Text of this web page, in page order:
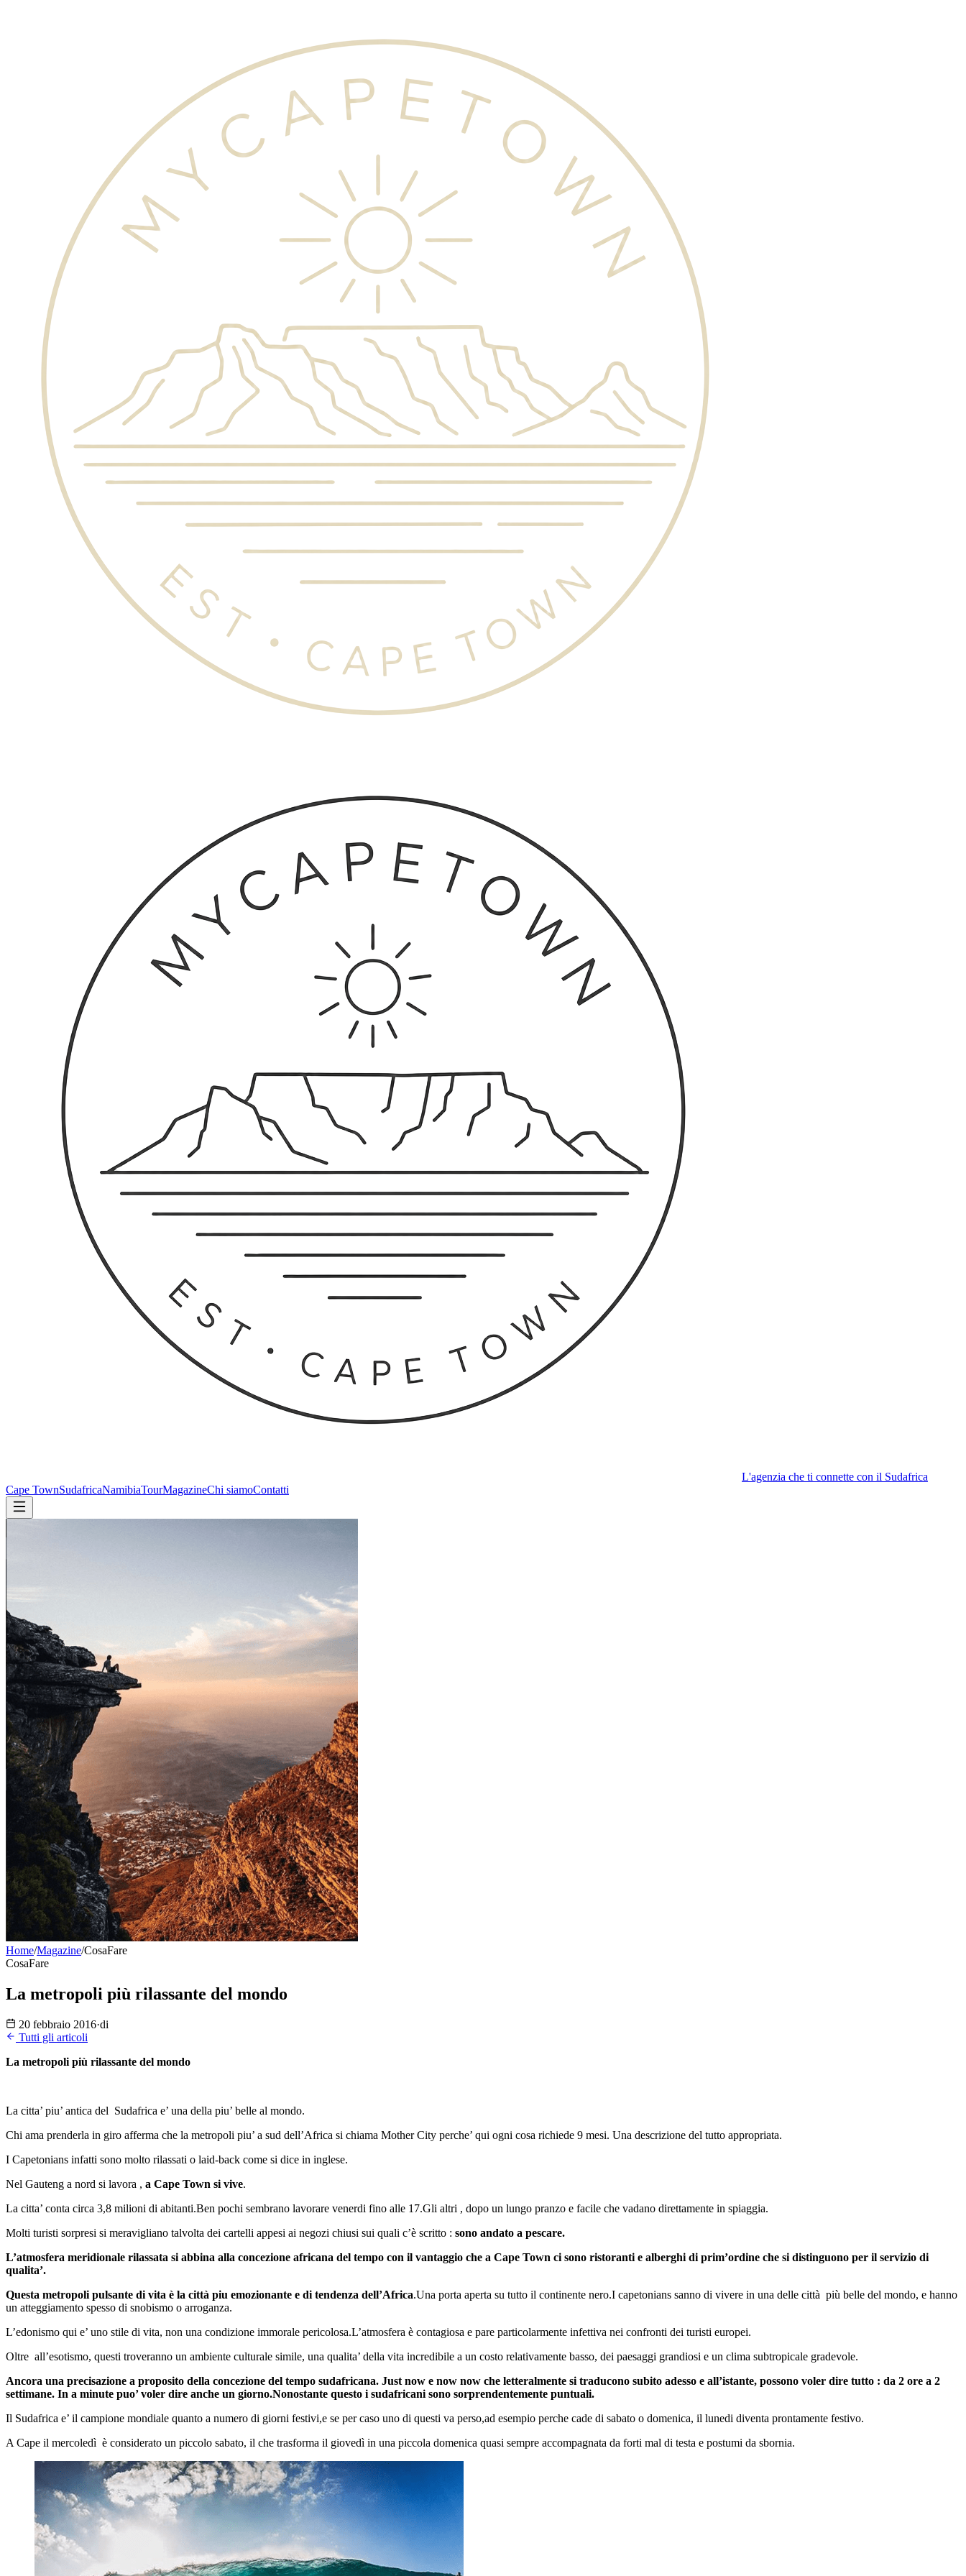
L'agenzia che ti connette con il Sudafrica
Cape TownSudafricaNamibiaTourMagazineChi siamoContatti
Home/Magazine/CosaFare
CosaFare
La metropoli più rilassante del mondo
20 febbraio 2016·di
Tutti gli articoli
La metropoli più rilassante del mondo
La citta’ piu’ antica del Sudafrica e’ una della piu’ belle al mondo.
Chi ama prenderla in giro afferma che la metropoli piu’ a sud dell’Africa si chiama Mother City perche’ qui ogni cosa richiede 9 mesi. Una descrizione del tutto appropriata.
I Capetonians infatti sono molto rilassati o laid-back come si dice in inglese.
Nel Gauteng a nord si lavora , a Cape Town si vive.
La citta’ conta circa 3,8 milioni di abitanti.Ben pochi sembrano lavorare venerdi fino alle 17.Gli altri , dopo un lungo pranzo e facile che vadano direttamente in spiaggia.
Molti turisti sorpresi si meravigliano talvolta dei cartelli appesi ai negozi chiusi sui quali c’è scritto : sono andato a pescare.
L’atmosfera meridionale rilassata si abbina alla concezione africana del tempo con il vantaggio che a Cape Town ci sono ristoranti e alberghi di prim’ordine che si distinguono per il servizio di
qualita’.
Questa metropoli pulsante di vita è la città piu emozionante e di tendenza dell’Africa.Una porta aperta su tutto il continente nero.I capetonians sanno di vivere in una delle città più belle del mondo, e hanno
un atteggiamento spesso di snobismo o arroganza.
L’edonismo qui e’ uno stile di vita, non una condizione immorale pericolosa.L’atmosfera è contagiosa e pare particolarmente infettiva nei confronti dei turisti europei.
Oltre all’esotismo, questi troveranno un ambiente culturale simile, una qualita’ della vita incredibile a un costo relativamente basso, dei paesaggi grandiosi e un clima subtropicale gradevole.
Ancora una precisazione a proposito della concezione del tempo sudafricana. Just now e now now che letteralmente si traducono subito adesso e all’istante, possono voler dire tutto : da 2 ore a 2
settimane. In a minute puo’ voler dire anche un giorno.Nonostante questo i sudafricani sono sorprendentemente puntuali.
Il Sudafrica e’ il campione mondiale quanto a numero di giorni festivi,e se per caso uno di questi va perso,ad esempio perche cade di sabato o domenica, il lunedi diventa prontamente festivo.
A Cape il mercoledì è considerato un piccolo sabato, il che trasforma il giovedì in una piccola domenica quasi sempre accompagnata da forti mal di testa e postumi da sbornia.